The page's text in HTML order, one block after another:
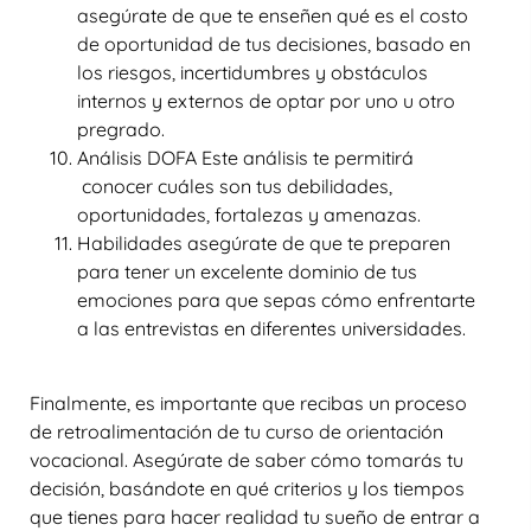
asegúrate de que te enseñen qué es el costo
de oportunidad de tus decisiones, basado en
los riesgos, incertidumbres y obstáculos
internos y externos de optar por uno u otro
pregrado.
Análisis DOFA Este análisis te permitirá
conocer cuáles son tus debilidades,
oportunidades, fortalezas y amenazas.
Habilidades asegúrate de que te preparen
para tener un excelente dominio de tus
emociones para que sepas cómo enfrentarte
a las entrevistas en diferentes universidades.
Finalmente, es importante que recibas un proceso
de retroalimentación de tu curso de orientación
vocacional. Asegúrate de saber cómo tomarás tu
decisión, basándote en qué criterios y los tiempos
que tienes para hacer realidad tu sueño de entrar a